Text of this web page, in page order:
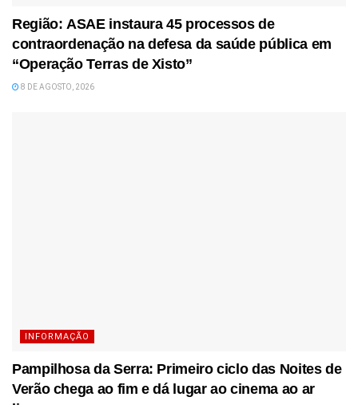
Região: ASAE instaura 45 processos de
contraordenação na defesa da saúde pública em
“Operação Terras de Xisto”
8 DE AGOSTO, 2026
INFORMAÇÃO
Pampilhosa da Serra: Primeiro ciclo das Noites de
Verão chega ao fim e dá lugar ao cinema ao ar